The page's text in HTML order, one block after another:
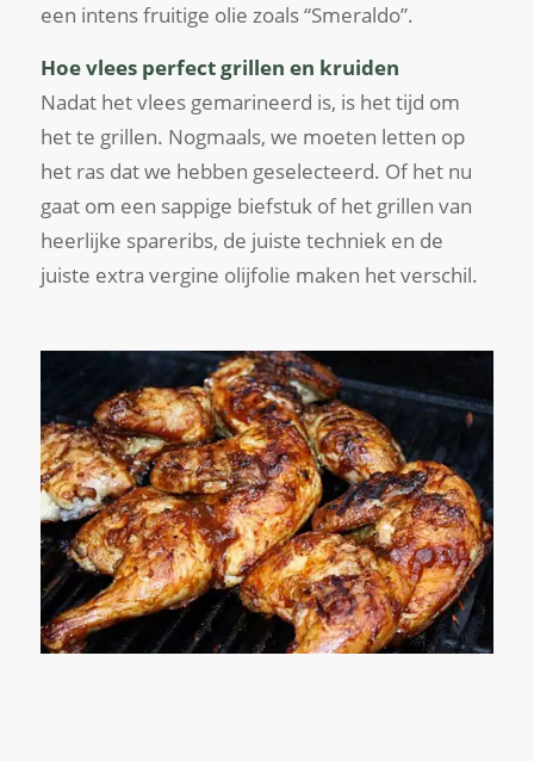
een intens fruitige olie zoals “Smeraldo”.
Hoe vlees perfect grillen en kruiden
Nadat het vlees gemarineerd is, is het tijd om
het te grillen. Nogmaals, we moeten letten op
het ras dat we hebben geselecteerd. Of het nu
gaat om een ​​sappige biefstuk of het grillen van
heerlijke spareribs, de juiste techniek en de
juiste extra vergine olijfolie maken het verschil.